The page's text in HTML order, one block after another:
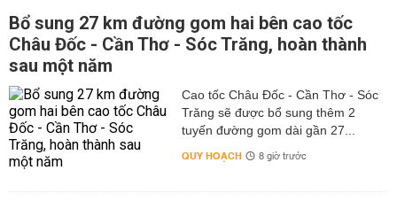
Bổ sung 27 km đường gom hai bên cao tốc
Châu Đốc - Cần Thơ - Sóc Trăng, hoàn thành
sau một năm
Cao tốc Châu Đốc - Cần Thơ - Sóc
Trăng sẽ được bổ sung thêm 2
tuyến đường gom dài gần 27...
QUY HOẠCH 8 giờ trước